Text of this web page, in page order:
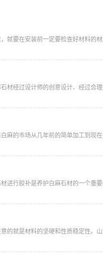
就要在安装前一定要检查好材料的
材经过设计师的创意设计、经过合
麻的市场从几年前的简单加工到现
进行胶补是养护白麻石材的一个重
的就是材料的坚硬和性质稳定性。